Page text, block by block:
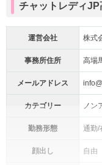
チャットレディ
運営会社 株式
事務所住所 高場
メールアドレス
カテゴリー ノン
勤務形態 通勤/
顔出し 自由